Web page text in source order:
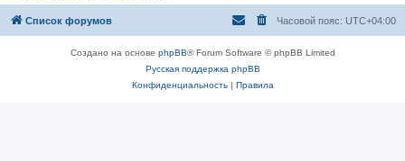
Список форумов Часовой пояс: UTC+04:00
Создано на основе phpBB® Forum Software © phpBB Limited
Русская поддержка phpBB
Конфиденциальность| Правила